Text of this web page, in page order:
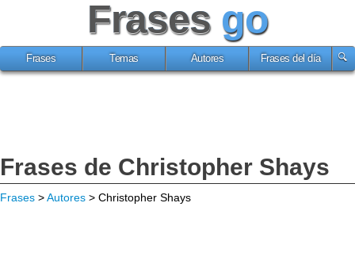
Frases go
Frases Temas Autores Frases del día
Frases de Christopher Shays
Frases >Autores > Christopher Shays